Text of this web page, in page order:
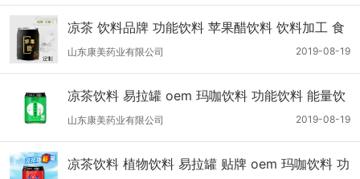
凉茶 饮料品牌 功能饮料 苹果醋饮料 饮料加工 食
品加工厂
2019-08-19
山东康美药业有限公司
凉茶饮料 易拉罐 oem 玛咖饮料 功能饮料 能量饮
料代加工
2019-08-19
山东康美药业有限公司
凉茶饮料 植物饮料 易拉罐 贴牌 oem 玛咖饮料 功